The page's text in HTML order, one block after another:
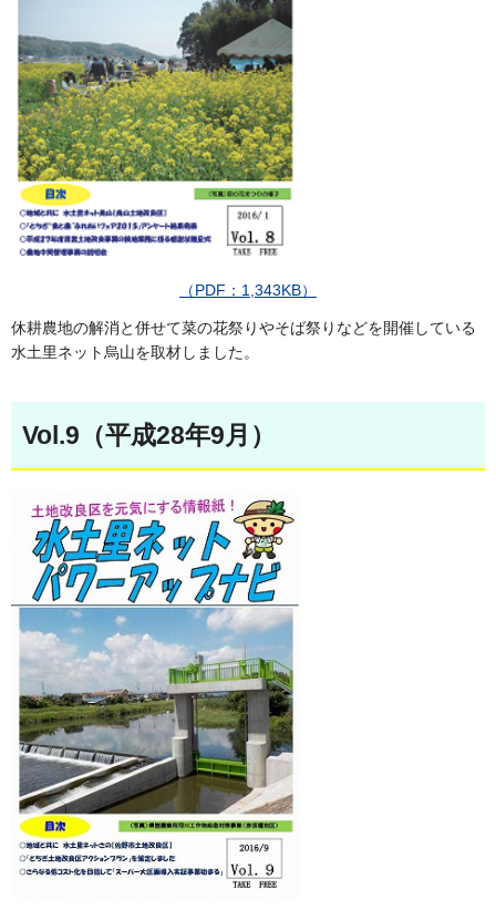
（PDF：1,343KB）
休耕農地の解消と併せて菜の花祭りやそば祭りなどを開催している
水土里ネット烏山を取材しました。
Vol.9（平成28年9月）